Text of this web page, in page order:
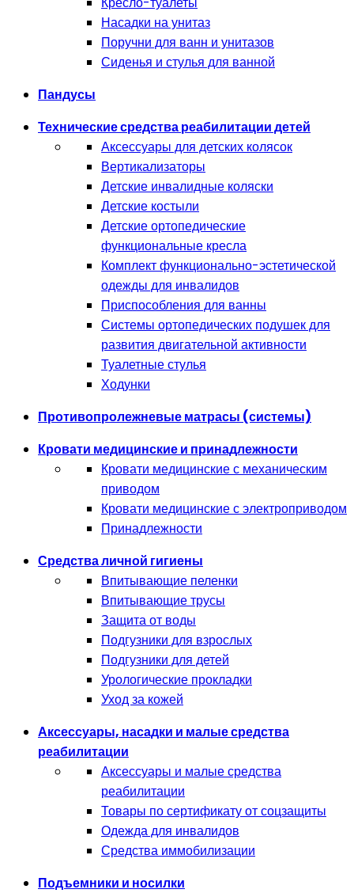
Насадки на унитаз
Поручни для ванн и унитазов
Сиденья и стулья для ванной
Пандусы
Технические средства реабилитации детей
Аксессуары для детских колясок
Вертикализаторы
Детские инвалидные коляски
Детские костыли
Детские ортопедические
функциональные кресла
Комплект функционально-эстетической
одежды для инвалидов
Приспособления для ванны
Системы ортопедических подушек для
развития двигательной активности
Туалетные стулья
Ходунки
Противопролежневые матрасы (системы)
Кровати медицинские и принадлежности
Кровати медицинские с механическим
приводом
Кровати медицинские с электроприводом
Принадлежности
Средства личной гигиены
Впитывающие пеленки
Впитывающие трусы
Защита от воды
Подгузники для взрослых
Подгузники для детей
Урологические прокладки
Уход за кожей
Аксессуары, насадки и малые средства
реабилитации
Аксессуары и малые средства
реабилитации
Товары по сертификату от соцзащиты
Одежда для инвалидов
Средства иммобилизации
Подъемники и носилки